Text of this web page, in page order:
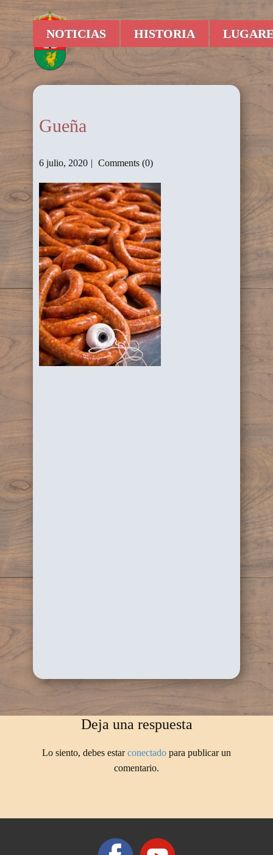
NOTICIAS HISTORIA
Gueña
6 julio, 2020 Comments (0)
Deja una respuesta
Lo siento, debes estarconectado para publicar un
comentario.